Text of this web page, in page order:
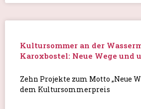
Kultursommer an der
Karoxbostel: Neue Wege und
Zehn Projekte zum Motto „Neue
dem Kultursommerpreis